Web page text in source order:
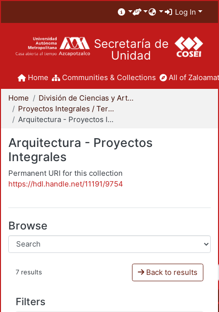
Log In
Secretaría de
Unidad
Home Communities & Collections All of
Home
División de Ciencias y Artes para el Diseño
Proyectos Integrales / Terminales - Licenciatura
Arquitectura - Proyectos Integrales
Arquitectura - Proyectos
Integrales
Permanent URI for this collection
https://hdl.handle.net/11191/9754
Browse
7 results Back to results
Filters